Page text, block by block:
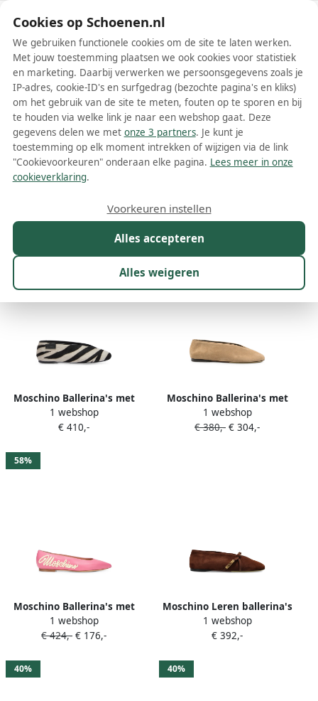
Schoenen.nl
Wis filters Alle filters
Moschino dames ballerinas
Meer lezen
Moschino Ballerina's met
zebra-print Beige
1 webshop
€ 410,-
Moschino Ballerina's met
ronde neus Beige
1 webshop
€ 380,- € 304,-
58%
Moschino Ballerina's met
puntige neus en logo-patch
Roze
1 webshop
€ 424,- € 176,-
Moschino Leren ballerina's
met logoplakkaat Bruin
1 webshop
€ 392,-
40% 40%
Cookies op Schoenen.nl
We gebruiken functionele cookies om de site te laten werken.
Met jouw toestemming plaatsen we ook cookies voor statistiek
en marketing. Daarbij verwerken we persoonsgegevens zoals je
IP-adres, cookie-ID's en surfgedrag (bezochte pagina's en kliks)
om het gebruik van de site te meten, fouten op te sporen en bij
te houden via welke link je naar een webshop gaat. Deze
gegevens delen we met onze 3 partners. Je kunt je
toestemming op elk moment intrekken of wijzigen via de link
"Cookievoorkeuren" onderaan elke pagina. Lees meer in onze
cookieverklaring.
Alles accepteren
Alles weigeren
Voorkeuren instellen